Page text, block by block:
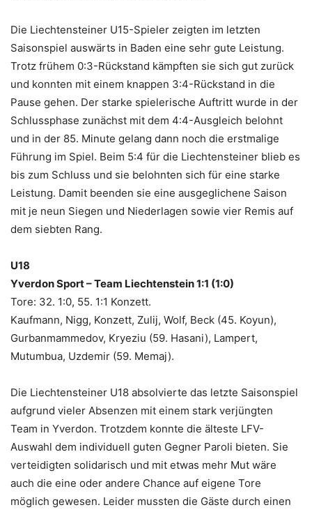
Die Liechtensteiner U15-Spieler zeigten im letzten
Saisonspiel auswärts in Baden eine sehr gute Leistung.
Trotz frühem 0:3-Rückstand kämpften sie sich gut zurück
und konnten mit einem knappen 3:4-Rückstand in die
Pause gehen. Der starke spielerische Auftritt wurde in der
Schlussphase zunächst mit dem 4:4-Ausgleich belohnt
und in der 85. Minute gelang dann noch die erstmalige
Führung im Spiel. Beim 5:4 für die Liechtensteiner blieb es
bis zum Schluss und sie belohnten sich für eine starke
Leistung. Damit beenden sie eine ausgeglichene Saison
mit je neun Siegen und Niederlagen sowie vier Remis auf
dem siebten Rang.
U18
Yverdon Sport – Team Liechtenstein 1:1 (1:0)
Tore: 32. 1:0, 55. 1:1 Konzett.
Kaufmann, Nigg, Konzett, Zulij, Wolf, Beck (45. Koyun),
Gurbanmammedov, Kryeziu (59. Hasani), Lampert,
Mutumbua, Uzdemir (59. Memaj).
Die Liechtensteiner U18 absolvierte das letzte Saisonspiel
aufgrund vieler Absenzen mit einem stark verjüngten
Team in Yverdon. Trotzdem konnte die älteste LFV-
Auswahl dem individuell guten Gegner Paroli bieten. Sie
verteidigten solidarisch und mit etwas mehr Mut wäre
auch die eine oder andere Chance auf eigene Tore
möglich gewesen. Leider mussten die Gäste durch einen